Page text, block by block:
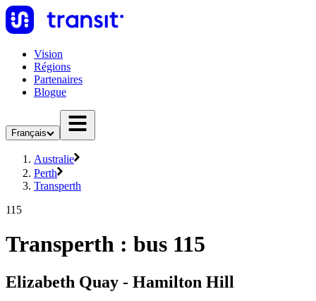
Vision
Régions
Partenaires
Blogue
Français
Australie
Perth
Transperth
115
Transperth : bus 115
Elizabeth Quay - Hamilton Hill